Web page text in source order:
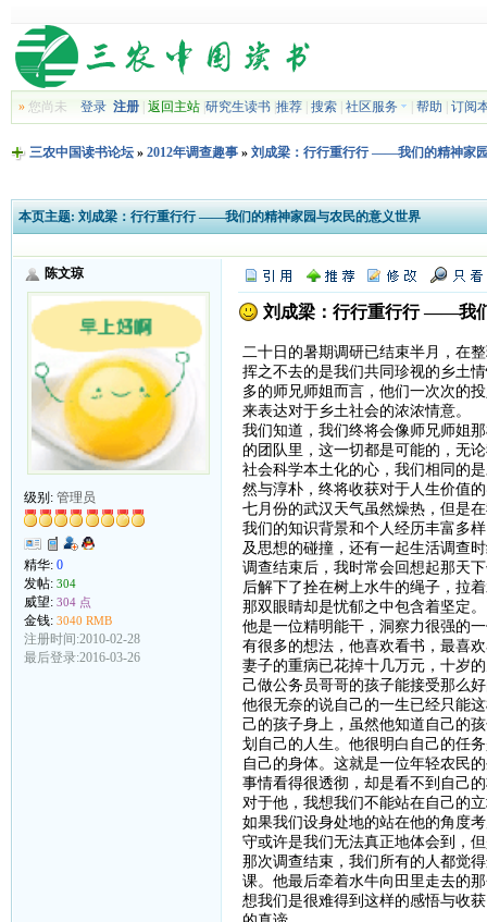
»您尚未 登录 注册| 返回主站| 研究生读书| 推荐| 搜索| 社区服务 帮助 订阅
三农中国读书论坛» 2012年调查趣事» 刘成梁：行行重行行 ——我们的精神家
本页主题: 刘成梁：行行重行行 ——我们的精神家园与农民的意义世界
陈文琼
级别: 管理员
精华: 0
发帖: 304
威望: 304 点
金钱: 3040 RMB
注册时间:2010-02-28
最后登录:2016-03-26
刘成梁：行行重行行 ——我
二十日的暑期调研已结束半月，在
挥之不去的是我们共同珍视的乡土
多的师兄师姐而言，他们一次次的
来表达对于乡土社会的浓浓情意。
我们知道，我们终将会像师兄师姐
的团队里，这一切都是可能的，无
社会科学本土化的心，我们相同的
然与淳朴，终将收获对于人生价值
七月份的武汉天气虽然燥热，但是
我们的知识背景和个人经历丰富多
及思想的碰撞，还有一起生活调查
调查结束后，我时常会回想起那天
后解下了拴在树上水牛的绳子，拉
那双眼睛却是忧郁之中包含着坚定。
他是一位精明能干，洞察力很强的
有很多的想法，他喜欢看书，最喜
妻子的重病已花掉十几万元，十岁
己做公务员哥哥的孩子能接受那么
他很无奈的说自己的一生已经只能
己的孩子身上，虽然他知道自己的
划自己的人生。他很明白自己的任
自己的身体。这就是一位年轻农民
事情看得很透彻，却是看不到自己
对于他，我想我们不能站在自己的
如果我们设身处地的站在他的角度
守或许是我们无法真正地体会到，
那次调查结束，我们所有的人都觉
课。他最后牵着水牛向田里走去的
想我们是很难得到这样的感悟与收